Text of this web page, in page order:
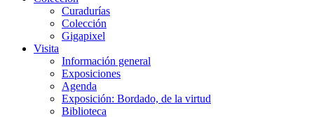
Curadurías
Colección
Gigapixel
Visita
Información general
Exposiciones
Agenda
Exposición: Bordado, de la virtud
Biblioteca